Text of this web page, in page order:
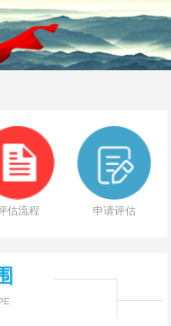
估流程 申请评估